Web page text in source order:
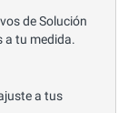
de Solución
a tu medida.
a tus